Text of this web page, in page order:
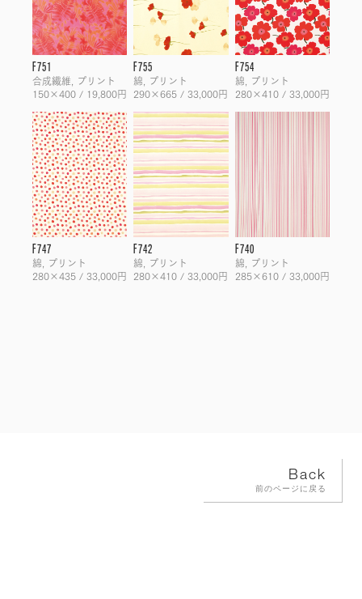
F751
合成繊維, プリント
150×400 / 19,800円
F755
綿, プリント
290×665 / 33,000円
F754
綿, プリント
280×410 / 33,000円
F747
綿, プリント
280×435 / 33,000円
F742
綿, プリント
280×410 / 33,000円
F740
綿, プリント
285×610 / 33,000円
Back
前のページに戻る